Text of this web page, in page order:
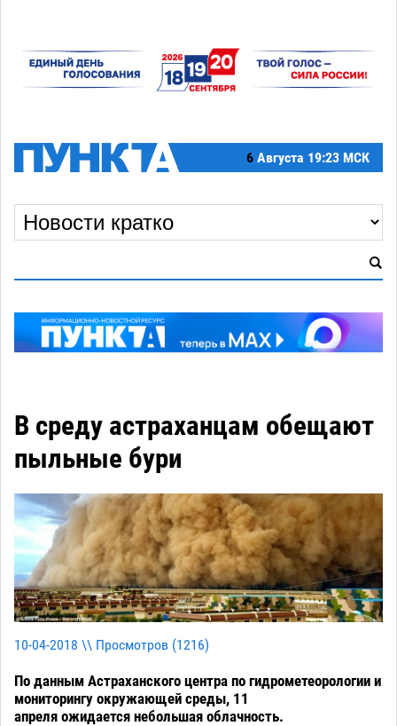
6 Августа 19:23 МСК
В среду астраханцам обещают
пыльные бури
10-04-2018 \\ Просмотров (1216)
По данным Астраханского центра по гидрометеорологии и
мониторингу окружающей среды, 11
апреля ожидается небольшая облачность.